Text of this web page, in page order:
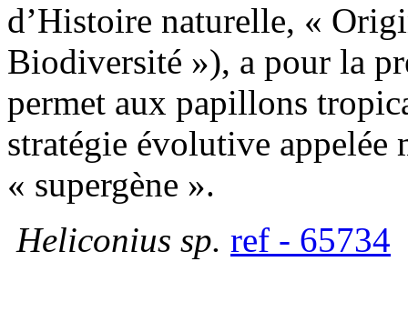
d’Histoire naturelle, «
Biodiversité »), a pour la
permet aux papillons
stratégie évolutive
« supergène ».
Heliconius sp. ref - 65734